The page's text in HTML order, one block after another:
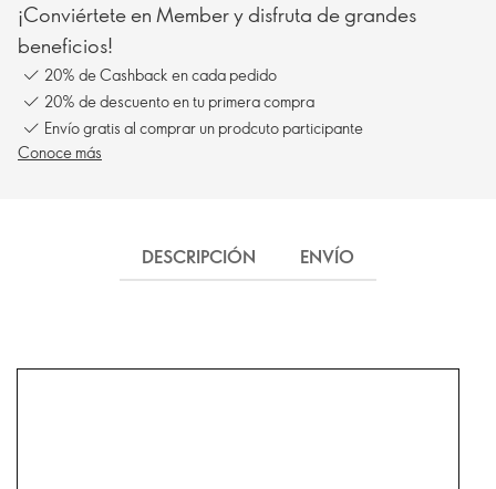
¡Conviértete en Member y disfruta de grandes
beneficios!
20% de Cashback en cada pedido
20% de descuento en tu primera compra
Envío gratis al comprar un prodcuto participante
Conoce más
DESCRIPCIÓN ENVÍO